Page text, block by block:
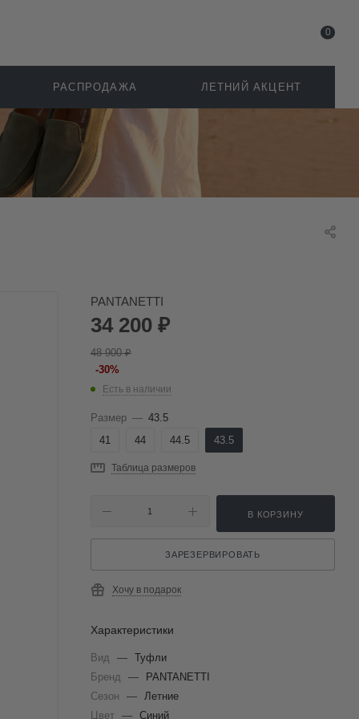
0
РАСПРОДАЖА ЛЕТНИЙ АКЦЕНТ
PANTANETTI
34 200 ₽
48 900₽
-30%
Есть в наличии
Размер — 43.5
41
44 44.5 43.5
Таблица размеров
В КОРЗИНУ
ЗАРЕЗЕРВИРОВАТЬ
Хочу в подарок
Характеристики
Вид — Туфли
Бренд
—
PANTANETTI
Сезон
— Летние
Цвет — Синий